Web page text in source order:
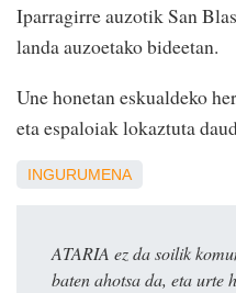
Iparragirre auzotik San
landa auzoetako bideetan.
Une honetan eskualdeko
eta espaloiak lokaztuta
INGURUMENA
ATARIA ez da soilik
baten ahotsa da, eta urte